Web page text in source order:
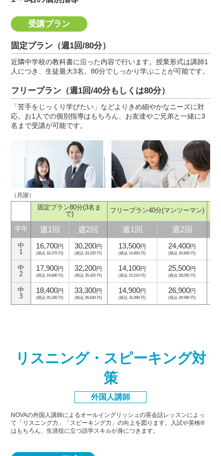
受講プラン
固定プラン（週1回/80分）
近隣中学校の教科書に沿った内容で行います。授業形式は講師1
人につき、生徒最大3名。80分でしっかり学ぶことが可能です。
フリープラン（週1回/40分もしくは80分）
「苦手をじっくり学びたい」などよりきめ細やかなニーズに対
応。お1人での個別指導はもちろん、お友達やご兄弟と一緒に3
名まで受講が可能です。
（月謝）
固定プラン80分(3名ま
で)
フリープラン40分(マンツーマン)
学年 週1回 週2回 週1回 週2回
中
1
16,700円
(税込 18,370 円)
30,200円
(税込 33,220 円)
13,500円
(税込 14,850 円)
24,400円
(税込 26,840 円)
中
2
17,900円
(税込 19,690 円)
32,200円
(税込 35,420 円)
14,100円
(税込 15,510 円)
25,500円
(税込 28,050 円)
中
3
18,400円
(税込 20,240 円)
33,300円
(税込 36,630 円)
14,900円
(税込 16,390 円)
26,900円
(税込 29,590 円)
リスニング・スピーキング対
策
外国人講師
NOVAの外国人講師によるオールイングリッシュの英会話レッスンによっ
て「リスニング力」「スピーキング力」の向上を図ります。入試や英検®
はもちろん、生涯役に立つ語学スキルが身につきます。